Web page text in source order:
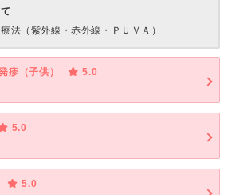
法（紫外線・赤外線・ＰＵＶＡ）
疹（子供）
5.0
5.0
5.0